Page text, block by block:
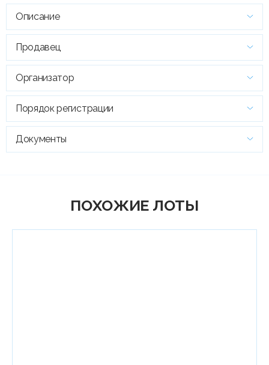
Описание
Продавец
Организатор
Порядок регистрации
Документы
ПОХОЖИЕ ЛОТЫ